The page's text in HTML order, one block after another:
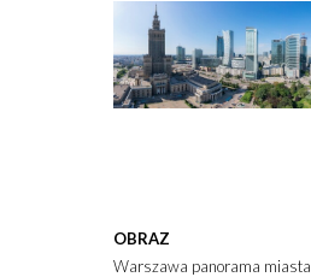
OBRAZ
Warszawa panorama miasta